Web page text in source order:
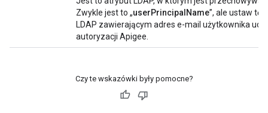
Zwykle jest to „userPrincipalName”, ale ustaw tę
LDAP zawierającym adres e-mail użytkownika
autoryzacji Apigee.
Czy te wskazówki były pomocne?